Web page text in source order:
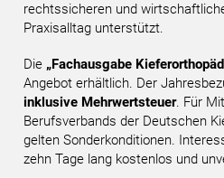
rechtssicheren und
Praxisalltag unterstützt.
Die „Fachausgabe
Angebot erhältlich. Der
inklusive Mehrwertsteuer. Für
Berufsverbands der Deutschen
gelten Sonderkonditionen.
zehn Tage lang kostenlos und